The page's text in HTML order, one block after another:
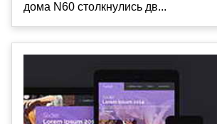
дома N60 столкнулись дв...